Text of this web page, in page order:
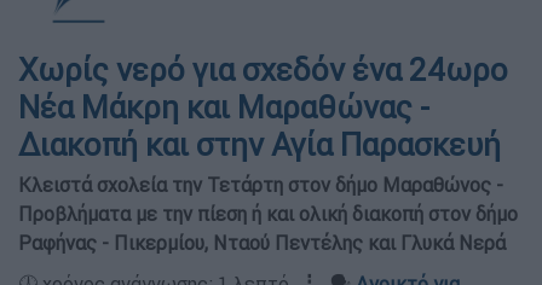
Χωρίς νερό για σχεδόν ένα 24ωρο
Νέα Μάκρη και Μαραθώνας -
Διακοπή και στην Αγία Παρασκευή
Κλειστά σχολεία την Τετάρτη στον δήμο Μαραθώνος -
Προβλήματα με την πίεση ή και ολική διακοπή στον δήμο
Ραφήνας - Πικερμίου, Νταού Πεντέλης και Γλυκά Νερά